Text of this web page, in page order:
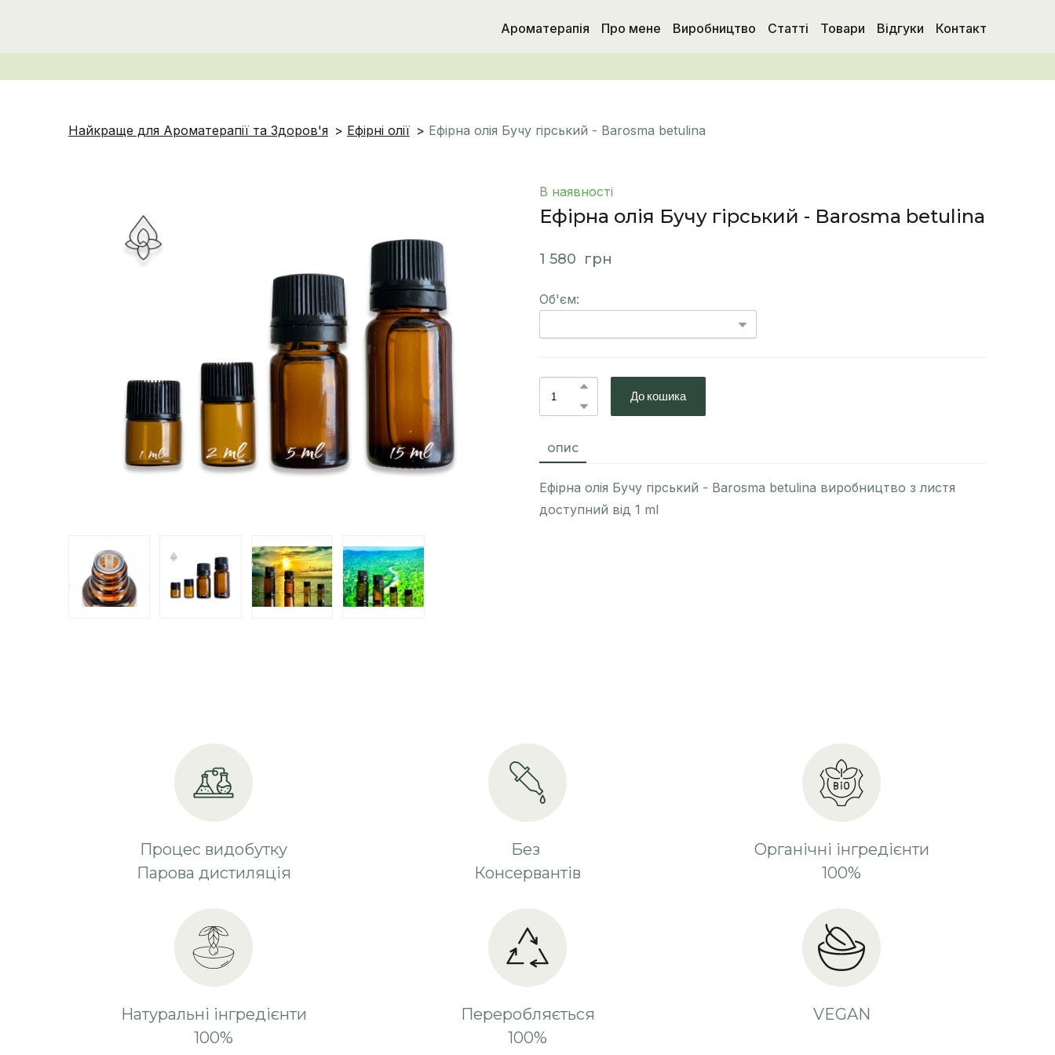
Ароматерапія Про мене Виробництво Статті Товари Відгуки Контакт
Найкраще для Ароматерапії та Здоров'я Ефірні олії Ефірна олія Бучу гірський - Barosma betulina
В наявності
Ефірна олія Бучу гірський - Barosma betulina
1 580  грн
Об'єм:
До кошика
ОПИС
Ефірна олія Бучу гірський - Barosma betulina виробництво з листя
доступний від 1 ml
Процес видобутку
Парова дистиляція
Без
Консервантів
Органічні інгредієнти
100%
Натуральні інгредієнти
100%
Переробляється
100%
VEGAN